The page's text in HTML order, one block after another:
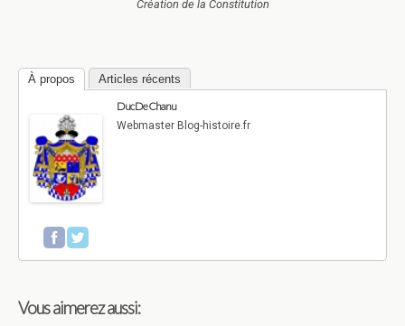
Création de la Constitution
À propos
Articles récents
Duc De Chanu
Webmaster Blog-histoire.fr
Vous aimerez aussi: